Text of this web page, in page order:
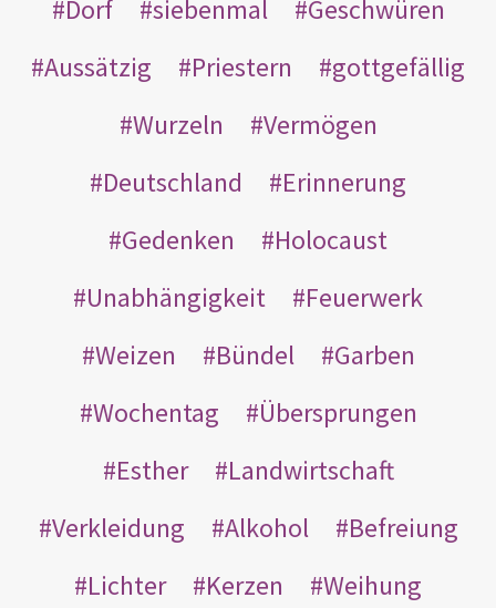
Dorf
siebenmal
Geschwüren
Aussätzig
Priestern
gottgefällig
Wurzeln
Vermögen
Deutschland
Erinnerung
Gedenken
Holocaust
Unabhängigkeit
Feuerwerk
Weizen
Bündel
Garben
Wochentag
Übersprungen
Esther
Landwirtschaft
Verkleidung
Alkohol
Befreiung
Lichter
Kerzen
Weihung